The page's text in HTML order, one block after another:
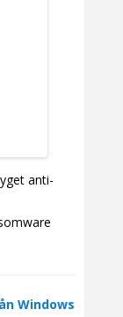
anti-
Windows